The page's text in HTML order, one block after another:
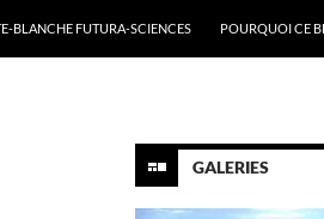
BLANCHE FUTURA-SCIENCES
POURQUOI CE
GALERIES